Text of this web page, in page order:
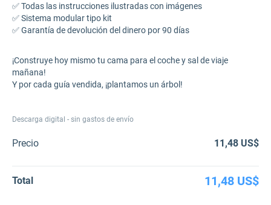
✅ Todas las instrucciones ilustradas con imágenes
✅ Sistema modular tipo kit
✅ Garantía de devolución del dinero por 90 días
¡Construye hoy mismo tu cama para el coche y sal de viaje
mañana!
Y por cada guía vendida, ¡plantamos un árbol!
Descarga digital - sin gastos de envío
Precio 11,48 US$
Total 11,48 US$